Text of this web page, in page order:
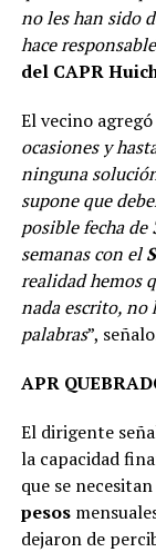
no les han sido
hace responsable
del CAPR
El vecino agregó
ocasiones y
ninguna
supone que
posible fecha de
semanas con el
realidad hemos
nada escrito, no
palabras”,
APR
El dirigente
la capacidad
que se
pesos
dejaron de